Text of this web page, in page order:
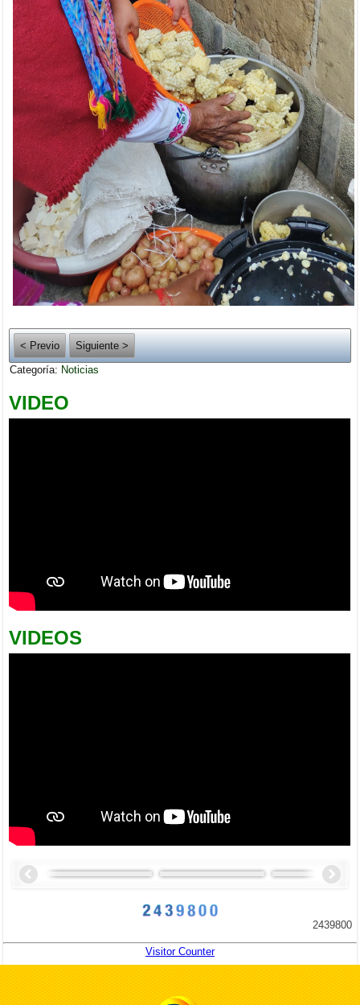
< Previo
Siguiente >
Categoría: Noticias
VIDEO
VIDEOS
2439800
Visitor Counter